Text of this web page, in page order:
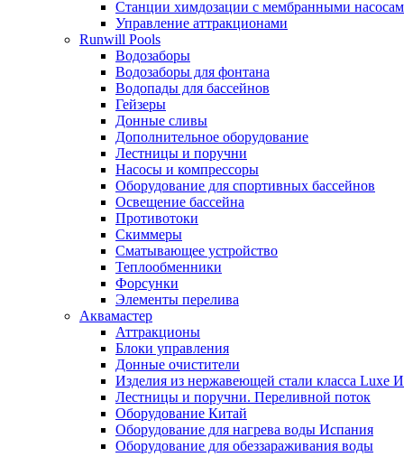
Станции химдозации с мембранными
Управление аттракционами
Runwill Pools
Водозаборы
Водозаборы для фонтана
Водопады для бассейнов
Гейзеры
Донные сливы
Дополнительное оборудование
Лестницы и поручни
Насосы и компрессоры
Оборудование для спортивных бассейнов
Освещение бассейна
Противотоки
Скиммеры
Сматывающее устройство
Теплообменники
Форсунки
Элементы перелива
Аквамастер
Аттракционы
Блоки управления
Донные очистители
Изделия из нержавеющей стали класса Luxe
Лестницы и поручни. Переливной поток
Оборудование Китай
Оборудование для нагрева воды Испания
Оборудование для обеззараживания воды